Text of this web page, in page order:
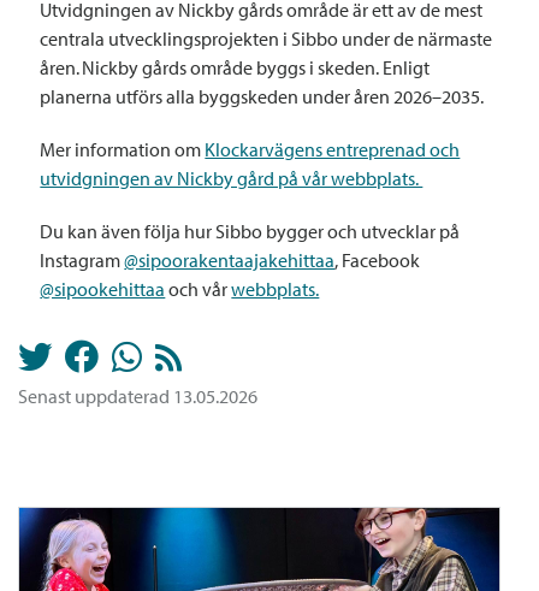
Utvidgningen av Nickby gårds område är ett av de mest
centrala utvecklingsprojekten i Sibbo under de närmaste
åren. Nickby gårds område byggs i skeden. Enligt
planerna utförs alla byggskeden under åren 2026–2035.
Mer information om Klockarvägens entreprenad och
utvidgningen av Nickby gård på vår webbplats.
Du kan även följa hur Sibbo bygger och utvecklar på
Instagram@sipoorakentaajakehittaa, Facebook
@sipookehittaa och vårwebbplats.
Senast uppdaterad 13.05.2026